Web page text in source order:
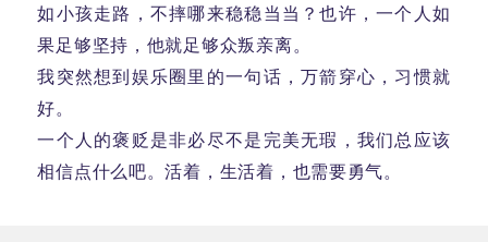
如小孩走路，不摔哪来稳稳当当？也许，一个人如
果足够坚持，他就足够众叛亲离。
我突然想到娱乐圈里的一句话，万箭穿心，习惯就
好。
一个人的褒贬是非必尽不是完美无瑕，我们总应该
相信点什么吧。活着，生活着，也需要勇气。